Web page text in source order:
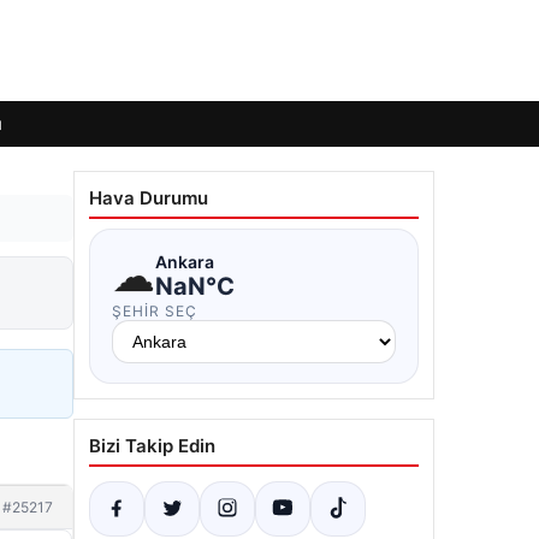
#25217
Hava Durumu
☁Ankara
NaN°C
ŞEHIR SEÇ
Bizi Takip Edin